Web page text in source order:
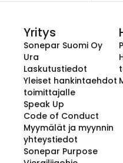
Yritys
Sonepar Suomi Oy
Ura
Laskutustiedot
Yleiset hankintaehdot
toimittajalle
Speak Up
Code of Conduct
Myymälät ja myynnin
yhteystiedot
Sonepar Purpose